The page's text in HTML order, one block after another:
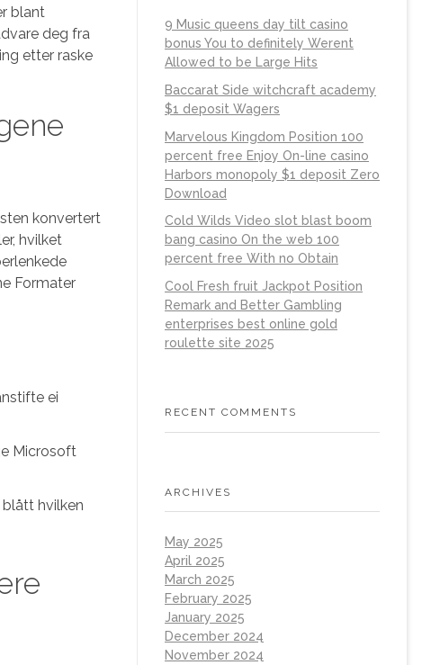
blant
deg fra
etter raske
konvertert
hvilket
Formater
ei
Microsoft
hvilken
9 Music queens day tilt casino
bonus You to definitely Werent
Allowed to be Large Hits
Baccarat Side witchcraft academy
$1 deposit Wagers
Marvelous Kingdom Position 100
percent free Enjoy On-line casino
Harbors monopoly $1 deposit Zero
Download
Cold Wilds Video slot blast boom
bang casino On the web 100
percent free With no Obtain
Cool Fresh fruit Jackpot Position
Remark and Better Gambling
enterprises best online gold
roulette site 2025
RECENT COMMENTS
ARCHIVES
May 2025
April 2025
March 2025
February 2025
January 2025
December 2024
November 2024